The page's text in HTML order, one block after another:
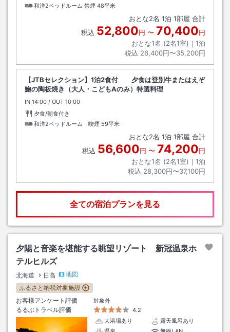
和洋2ベッドルーム 禁煙 48平米
おとな2名 1泊 1部屋 合計
税込 52,800円 〜 70,400円
おとな1名 (2名1室)｜ 1泊
税込 26,400円〜35,200円
【JTBセレクション】1泊2食付 夕食は登別牛またはえぞ
鮑の陶板焼き（大人・こどもAのみ）特選料理
IN チェックイン
14:00 / OUT チェックアウト
10:00
夕食/朝食付き
和洋2ベッドルーム 喫煙 59平米
おとな2名 1泊 1部屋 合計
税込 56,600円 〜 74,200円
おとな1名 (2名1室)｜ 1泊
税込 28,300円〜37,100円
全ての宿泊プランを見る
夕陽と音楽を堪能する眺望リゾート 新冠温泉ホ
テルヒルズ
北海道 日高
地図
ふるさと納税対象施設
お客様アンケート評価
対象外
るるぶトラベル評価
4.2
大浴場あり
露天風呂あり